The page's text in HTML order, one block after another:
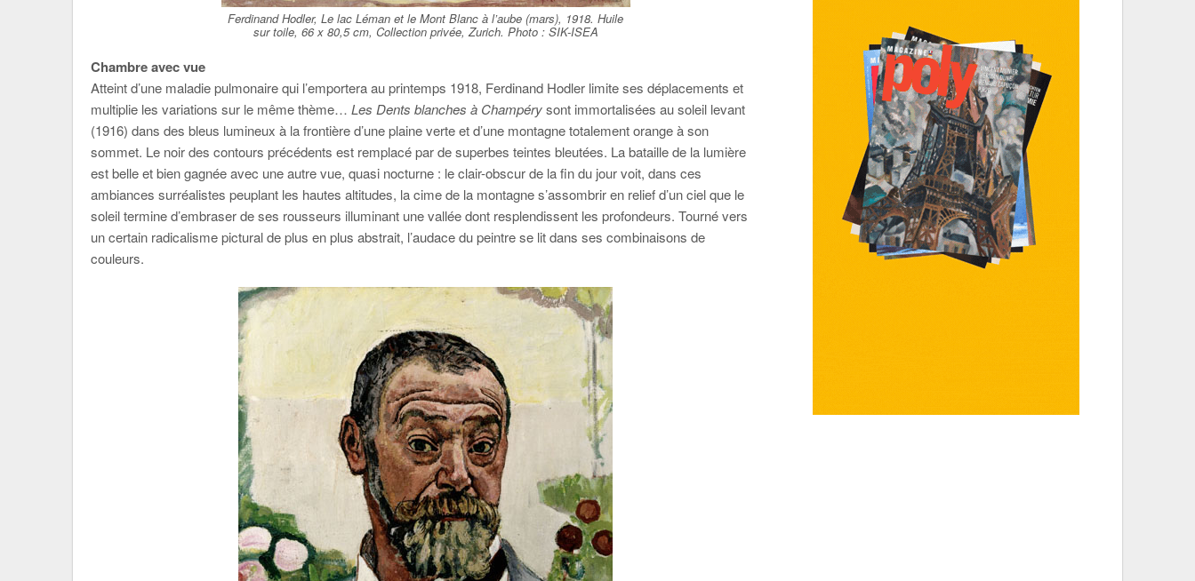
Ferdinand Hodler, Le lac Léman et le Mont Blanc à l’aube (mars), 1918. Huile
sur toile, 66 x 80,5 cm, Collection privée, Zurich. Photo : SIK-ISEA
Chambre avec vue
Atteint d’une maladie pulmonaire qui l’emportera au printemps 1918, Ferdinand Hodler limite ses déplacements et
multiplie les variations sur le même thème… Les Dents blanches à Champérysont immortalisées au soleil levant
(1916) dans des bleus lumineux à la frontière d’une plaine verte et d’une montagne totalement orange à son
sommet. Le noir des contours précédents est remplacé par de superbes teintes bleutées. La bataille de la lumière
est belle et bien gagnée avec une autre vue, quasi nocturne : le clair-obscur de la fin du jour voit, dans ces
ambiances surréalistes peuplant les hautes altitudes, la cime de la montagne s’assombrir en relief d’un ciel que le
soleil termine d’embraser de ses rousseurs illuminant une vallée dont resplendissent les profondeurs. Tourné vers
un certain radicalisme pictural de plus en plus abstrait, l’audace du peintre se lit dans ses combinaisons de
couleurs.